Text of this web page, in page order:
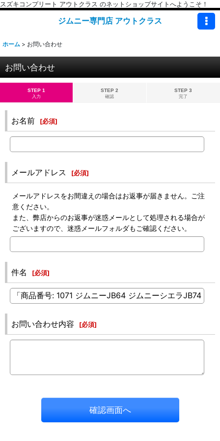
スズキコンプリート アウトクラス のネットショップサイトへようこそ！
ジムニー専門店 アウトクラス
ホーム > お問い合わせ
お問い合わせ
STEP 1
入力
STEP 2
確認
STEP 3
完了
お名前 [必須]
メールアドレス [必須]
メールアドレスをお間違えの場合はお返事が届きません。ご注
意ください。
また、弊店からのお返事が迷惑メールとして処理される場合が
ございますので、迷惑メールフォルダもご確認ください。
件名 [必須]
お問い合わせ内容 [必須]
確認画面へ